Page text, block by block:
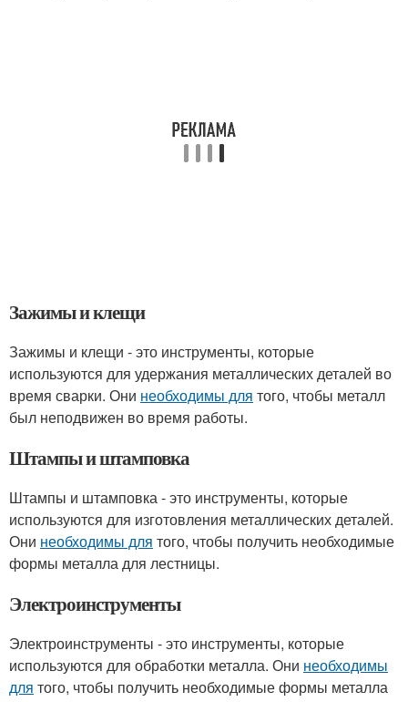
Зажимы и клещи
Зажимы и клещи - это инструменты, которые
используются для удержания металлических деталей во
время сварки. Они необходимы для того, чтобы металл
был неподвижен во время работы.
Штампы и штамповка
Штампы и штамповка - это инструменты, которые
используются для изготовления металлических деталей.
Они необходимы для того, чтобы получить необходимые
формы металла для лестницы.
Электроинструменты
Электроинструменты - это инструменты, которые
используются для обработки металла. Они необходимы
для того, чтобы получить необходимые формы металла